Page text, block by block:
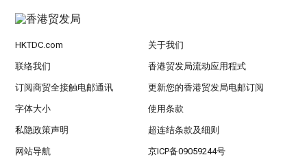
HKTDC.com 关于我们
联络我们 香港贸发局流动应用程式
订阅商贸全接触电邮通讯 更新您的香港贸发局电邮订阅
字体大小 使用条款
私隐政策声明 超连结条款及细则
网站导航 京ICP备09059244号